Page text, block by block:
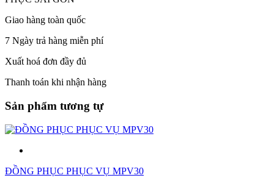
Giao hàng toàn quốc
7 Ngày trả hàng miễn phí
Xuất hoá đơn đầy đủ
Thanh toán khi nhận hàng
Sản phẩm tương tự
ĐỒNG PHỤC PHỤC VỤ MPV30